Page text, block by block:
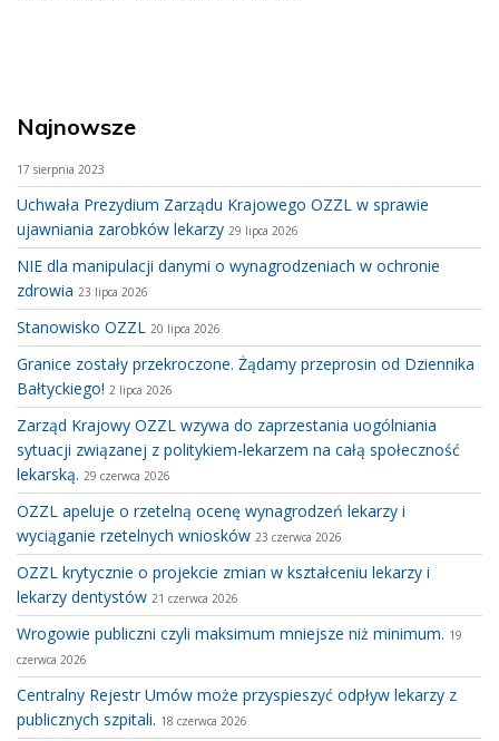
Najnowsze
17 sierpnia 2023
Uchwała Prezydium Zarządu Krajowego OZZL w sprawie
ujawniania zarobków lekarzy 29 lipca 2026
NIE dla manipulacji danymi o wynagrodzeniach w ochronie
zdrowia 23 lipca 2026
Stanowisko OZZL 20 lipca 2026
Granice zostały przekroczone. Żądamy przeprosin od Dziennika
Bałtyckiego! 2 lipca 2026
Zarząd Krajowy OZZL wzywa do zaprzestania uogólniania
sytuacji związanej z politykiem-lekarzem na całą społeczność
lekarską. 29 czerwca 2026
OZZL apeluje o rzetelną ocenę wynagrodzeń lekarzy i
wyciąganie rzetelnych wniosków 23 czerwca 2026
OZZL krytycznie o projekcie zmian w kształceniu lekarzy i
lekarzy dentystów 21 czerwca 2026
Wrogowie publiczni czyli maksimum mniejsze niż minimum. 19
czerwca 2026
Centralny Rejestr Umów może przyspieszyć odpływ lekarzy z
publicznych szpitali. 18 czerwca 2026